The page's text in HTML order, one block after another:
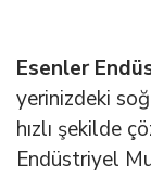
Esenler
yerinizdeki
hızlı şekilde
Endüstriyel